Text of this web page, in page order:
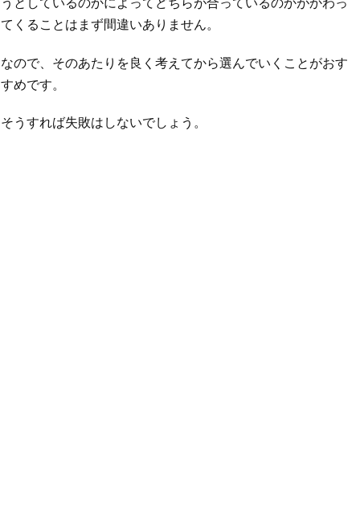
てくることはまず間違いありません。
なので、そのあたりを良く考えてから選んでいくことがおす
すめです。
そうすれば失敗はしないでしょう。